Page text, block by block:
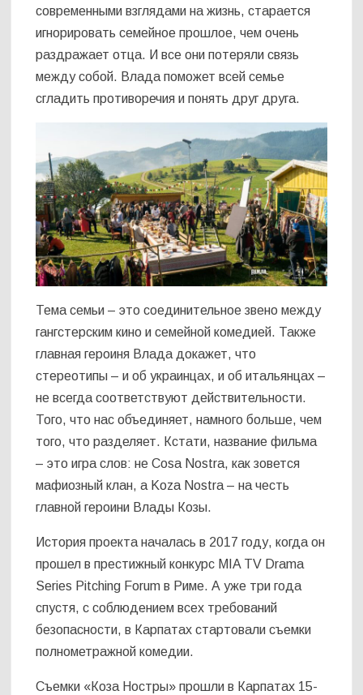
современными взглядами на жизнь, старается
игнорировать семейное прошлое, чем очень
раздражает отца. И все они потеряли связь
между собой. Влада поможет всей семье
сгладить противоречия и понять друг друга.
Тема семьи – это соединительное звено между
гангстерским кино и семейной комедией. Также
главная героиня Влада докажет, что
стереотипы – и об украинцах, и об итальянцах –
не всегда соответствуют действительности.
Того, что нас объединяет, намного больше, чем
того, что разделяет. Кстати, название фильма
– это игра слов: не Cosa Nostra, как зовется
мафиозный клан, а Koza Nostra – на честь
главной героини Влады Козы.
История проекта началась в 2017 году, когда он
прошел в престижный конкурс MIA TV Drama
Series Pitching Forum в Риме. А уже три года
спустя, с соблюдением всех требований
безопасности, в Карпатах стартовали съемки
полнометражной комедии.
Съемки «Коза Ностры» прошли в Карпатах 15-